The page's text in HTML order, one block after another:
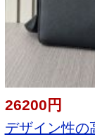
26200円
デザイン性の